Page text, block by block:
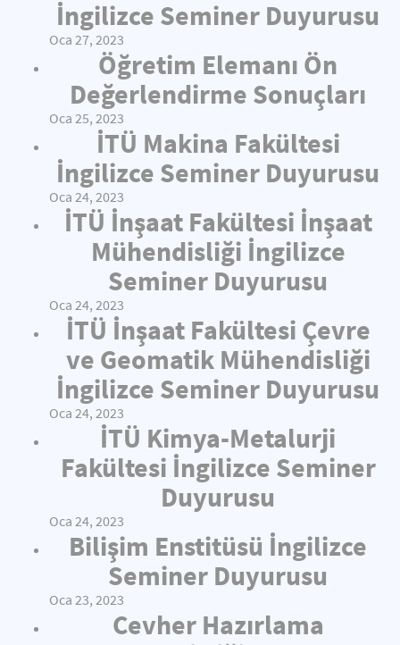
İngilizce Seminer Duyurusu
Oca 27, 2023
Öğretim Elemanı Ön
Değerlendirme Sonuçları
Oca 25, 2023
İTÜ Makina Fakültesi
İngilizce Seminer Duyurusu
Oca 24, 2023
İTÜ İnşaat Fakültesi İnşaat
Mühendisliği İngilizce
Seminer Duyurusu
Oca 24, 2023
İTÜ İnşaat Fakültesi Çevre
ve Geomatik Mühendisliği
İngilizce Seminer Duyurusu
Oca 24, 2023
İTÜ Kimya-Metalurji
Fakültesi İngilizce Seminer
Duyurusu
Oca 24, 2023
Bilişim Enstitüsü İngilizce
Seminer Duyurusu
Oca 23, 2023
Cevher Hazırlama